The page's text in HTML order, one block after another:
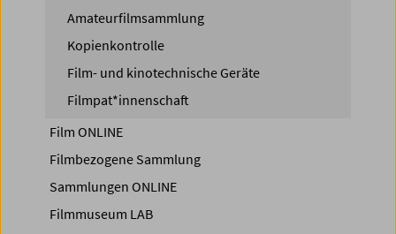
Amateurfilmsammlung
Kopienkontrolle
Film- und kinotechnische Geräte
Filmpat*innenschaft
Film ONLINE
Filmbezogene Sammlung
Sammlungen ONLINE
Filmmuseum LAB